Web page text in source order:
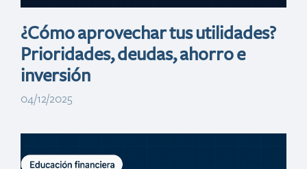
¿Cómo aprovechar tus utilidades?
Prioridades, deudas, ahorro e
inversión
04/12/2025